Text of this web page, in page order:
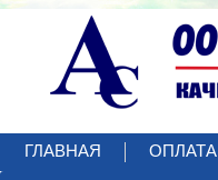
ГЛАВНАЯ ОПЛАТА